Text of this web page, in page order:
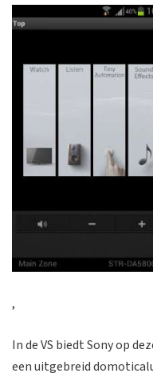
,
In de VS biedt Sony op
een uitgebreid